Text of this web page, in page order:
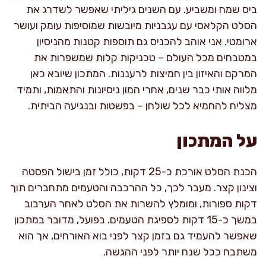
ביס שמח ומשביע. עם השנים גיליתי שאפשר לשדרג את
הסלט הקלאסי עם עגבניות מיובשות שמוסיפות עומק ועושר
ארומטי. אני אוהב להכניס גם תוספות קטנות מהניסיון
במטבחים מכל העולם – טכניקות קלות שמשפרות את
המרקם והאיזון בין חמיצות לרעננות. המתכון שיובא כאן
מלווה אותי כבר שנים, אחרי המון ניסיונות והתאמות, ותמיד
מצליח להחמיא לכל שולחן – בפשטות ובנגיעה הביתית.
על המתכון
הכנת הסלט אורכת כ-25 דקות, כולל זמן בישול הפסטה
וצינון קצר. מעבר לכך, כל ההרכבה והטעמים מתחברים תוך
דקות ספורות, ומומלץ להשרות את הסלט לאחר הערבוב
במשך כ-15 דקות לספיגת הטעמים. בפועל, מדובר במתכון
שאפשר להעמיד גם בזמן קצר לפני בוא האורחים, אך הוא
משתבח ככל שנח יותר לפני ההגשה.